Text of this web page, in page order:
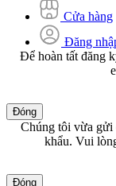
Cửa hàng
Đăng
Để hoàn tất đăng
Đóng
Chúng tôi vừa gửi
khẩu. Vui
Đóng